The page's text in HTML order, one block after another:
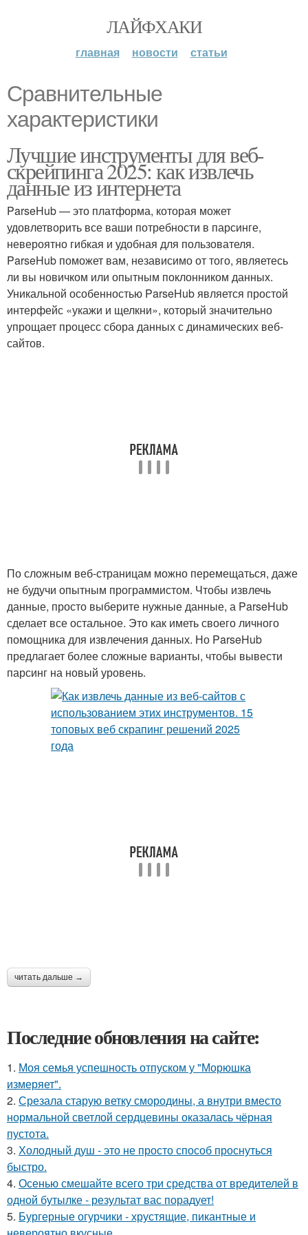
ЛАЙФХАКИ
главная новости статьи
Сравнительные
характеристики
Лучшие инструменты для веб-
скрейпинга 2025: как извлечь
данные из интернета
ParseHub — это платформа, которая может
удовлетворить все ваши потребности в парсинге,
невероятно гибкая и удобная для пользователя.
ParseHub поможет вам, независимо от того, являетесь
ли вы новичком или опытным поклонником данных.
Уникальной особенностью ParseHub является простой
интерфейс «укажи и щелкни», который значительно
упрощает процесс сбора данных с динамических веб-
сайтов.
По сложным веб-страницам можно перемещаться, даже
не будучи опытным программистом. Чтобы извлечь
данные, просто выберите нужные данные, а ParseHub
сделает все остальное. Это как иметь своего личного
помощника для извлечения данных. Но ParseHub
предлагает более сложные варианты, чтобы вывести
парсинг на новый уровень.
читать дальше →
Последние обновления на сайте:
1. Моя семья успешность отпуском у "Морюшка
измеряет".
2. Срезала старую ветку смородины, а внутри вместо
нормальной светлой сердцевины оказалась чёрная
пустота.
3. Холодный душ - это не просто способ проснуться
быстро.
4. Осенью смешайте всего три средства от вредителей в
одной бутылке - результат вас порадует!
5. Бургерные огурчики - хрустящие, пикантные и